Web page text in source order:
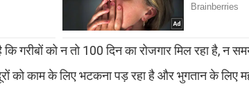
गरीबों को न तो 100 दिन का रोजगार मिल रहा है, न
को काम के लिए भटकना पड़ रहा है और भुगतान के लिए